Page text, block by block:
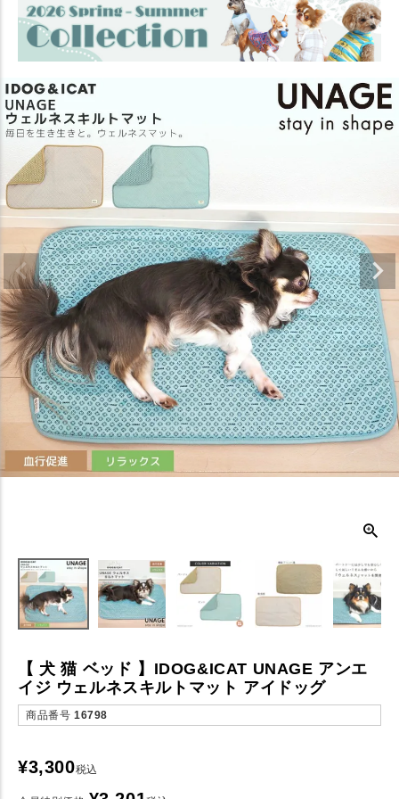
【 犬 猫 ベッド 】IDOG&ICAT UNAGE アンエ
イジ ウェルネスキルトマット アイドッグ
商品番号 16798
¥3,300税込